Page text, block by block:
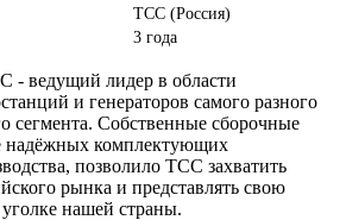
ТСС (Россия)
3 года
- ведущий лидер в области
и генераторов самого разного
сегмента. Собственные сборочные
надёжных комплектующих
позволило ТСС захватить
рынка и представлять свою
нашей страны.